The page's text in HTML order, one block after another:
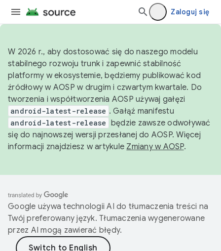
Zaloguj się
W 2026 r., aby dostosować się do naszego modelu
stabilnego rozwoju trunk i zapewnić stabilność
platformy w ekosystemie, będziemy publikować kod
źródłowy w AOSP w drugim i czwartym kwartale. Do
tworzenia i współtworzenia AOSP używaj gałęzi
android-latest-release . Gałąź manifestu
android-latest-release będzie zawsze odwoływać
się do najnowszej wersji przesłanej do AOSP. Więcej
informacji znajdziesz w artykule Zmiany w AOSP.
Google używa technologii AI do tłumaczenia treści na
Twój preferowany język. Tłumaczenia wygenerowane
przez AI mogą zawierać błędy.